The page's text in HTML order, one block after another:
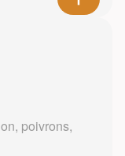
poivrons,